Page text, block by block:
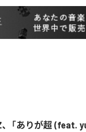
「ありが超 (feat.